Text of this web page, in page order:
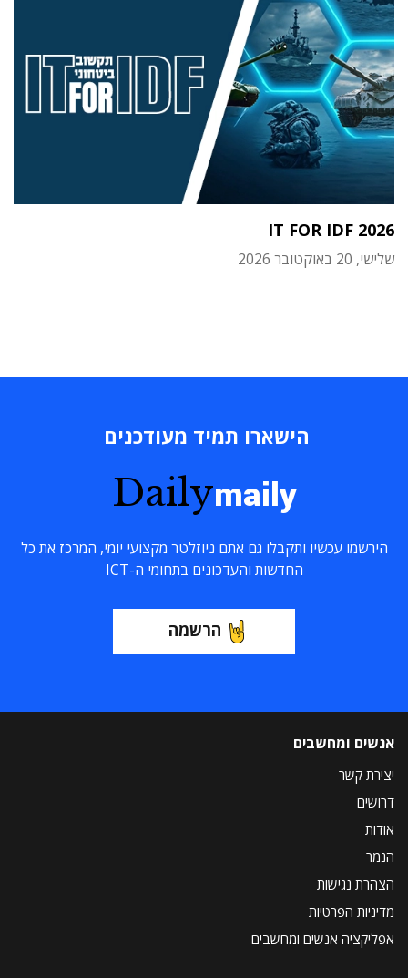
IT FOR IDF 2026
שלישי, 20 באוקטובר 2026
הישארו תמיד מעודכנים
Dailymaily
הירשמו עכשיו ותקבלו גם אתם ניוזלטר מקצועי יומי, המרכז את כל
החדשות והעדכונים בתחומי ה-ICT
הרשמה
אנשים ומחשבים
יצירת קשר
דרושים
אודות
הנמר
הצהרת נגישות
מדיניות הפרטיות
אפליקציה אנשים ומחשבים